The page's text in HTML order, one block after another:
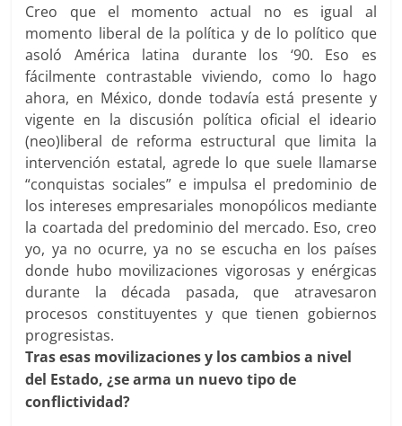
Creo que el momento actual no es igual al
momento liberal de la política y de lo político que
asoló América latina durante los ‘90. Eso es
fácilmente contrastable viviendo, como lo hago
ahora, en México, donde todavía está presente y
vigente en la discusión política oficial el ideario
(neo)liberal de reforma estructural que limita la
intervención estatal, agrede lo que suele llamarse
“conquistas sociales” e impulsa el predominio de
los intereses empresariales monopólicos mediante
la coartada del predominio del mercado. Eso, creo
yo, ya no ocurre, ya no se escucha en los países
donde hubo movilizaciones vigorosas y enérgicas
durante la década pasada, que atravesaron
procesos constituyentes y que tienen gobiernos
progresistas.
Tras esas movilizaciones y los cambios a nivel
del Estado, ¿se arma un nuevo tipo de
conflictividad?